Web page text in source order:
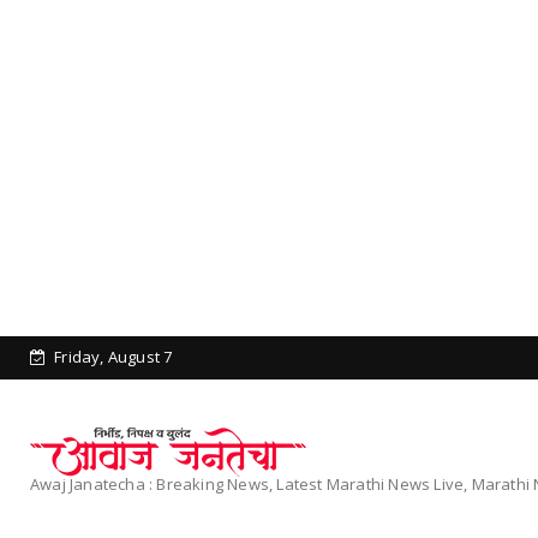
Friday, August 7
Awaj Janatecha : Breaking News, Latest Marathi News Live, Marathi